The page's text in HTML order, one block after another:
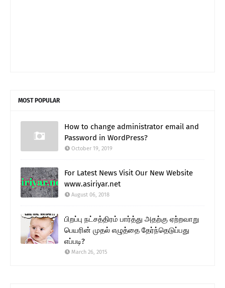
MOST POPULAR
How to change administrator email and
Password in WordPress?
October 19, 2019
For Latest News Visit Our New Website
www.asiriyar.net
August 06, 2018
பிறப்பு நட்சத்திரம் பார்த்து அதற்கு ஏற்றவாறு
பெயரின் முதல் எழுத்தை தேர்ந்தெடுப்பது
எப்படி?
March 26, 2015